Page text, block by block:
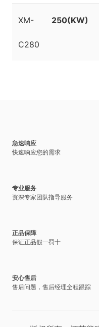
XM-
C280
250(KW)
急速响应
快速响应您的需求
专业服务
资深专家团队指导服务
正品保障
保证正品假一罚十
安心售后
售后问题，售后经理全程跟踪